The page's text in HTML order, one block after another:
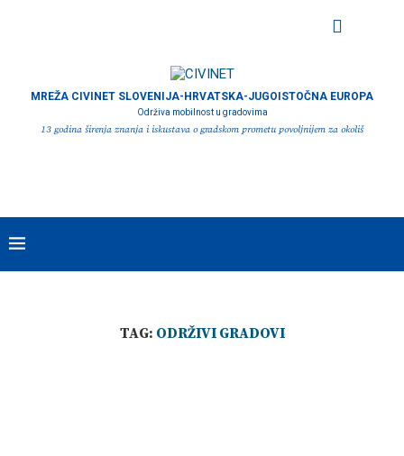
MREŽA CIVINET SLOVENIJA-HRVATSKA-JUGOISTOČNA EUROPA
Održiva mobilnost u gradovima
13 godina širenja znanja i iskustava o gradskom prometu povoljnijem za okoliš
TAG: ODRŽIVI GRADOVI